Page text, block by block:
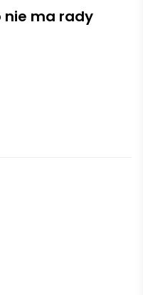
nie ma rady